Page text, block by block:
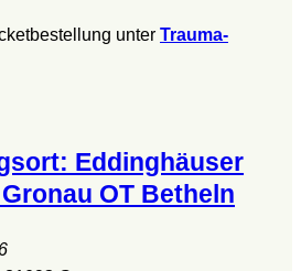
unter Trauma-
Eddinghäuser
OT Betheln